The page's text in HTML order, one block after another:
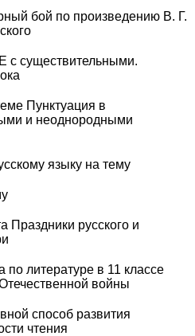
бой по произведению В. Г.
с существительными.
Пунктуация в
и неоднородными
языку на тему
Праздники русского и
по литературе в 11 классе
войны
способ развития
чтения